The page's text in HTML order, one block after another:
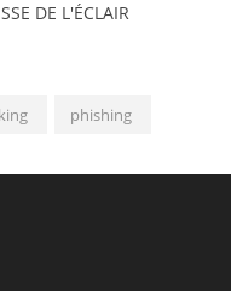
DE L'ÉCLAIR
phishing